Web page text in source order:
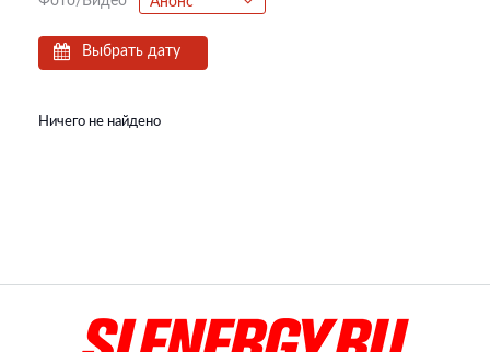
Выбрать дату
Ничего не найдено